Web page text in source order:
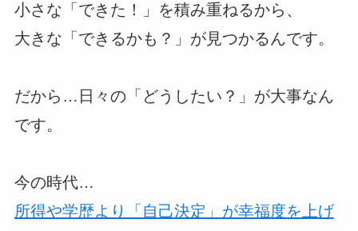
小さな「できた！」を積み重ねるから、
大きな「できるかも？」が見つかるんです。
だから…日々の「どうしたい？」が大事なん
です。
今の時代…
所得や学歴より「自己決定」が幸福度を上げ